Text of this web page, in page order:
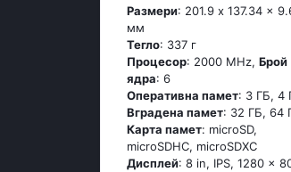
Размери: 201.9 x 137.34 x
мм
Тегло: 337 г
Процесор: 2000 MHz, Брой
ядра: 6
Оперативна памет: 3 ГБ, 4
Вградена памет: 32 ГБ, 64
Карта памет: microSD,
microSDHC, microSDXC
Дисплей: 8 in, IPS, 1280 x